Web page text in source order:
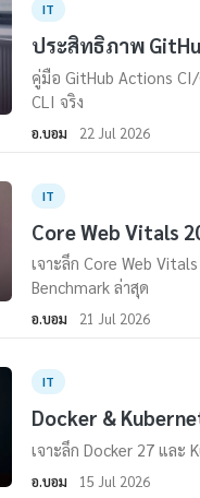
IT
ประสิทธิภาพ
คู่มือ GitHub Actions
CLI จริง
อ.บอม 22 Jul 2026
IT
Core Web Vitals
เจาะลึก Core Web
Benchmark ล่าสุด
อ.บอม 21 Jul 2026
IT
Docker &
เจาะลึก Docker 27 และ
อ.บอม 15 Jul 2026